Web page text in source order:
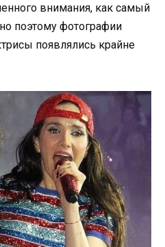
внимания, как самый
поэтому фотографии
появлялись крайне